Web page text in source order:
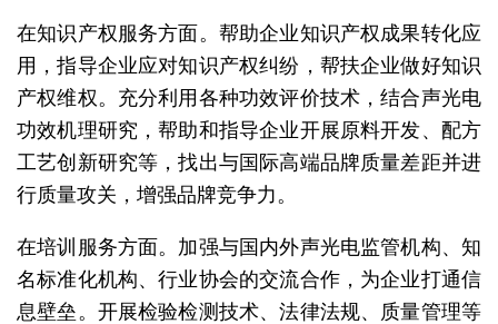
在知识产权服务方面。帮助企业知识产权成果转化应
用，指导企业应对知识产权纠纷，帮扶企业做好知识
产权维权。充分利用各种功效评价技术，结合声光电
功效机理研究，帮助和指导企业开展原料开发、配方
工艺创新研究等，找出与国际高端品牌质量差距并进
行质量攻关，增强品牌竞争力。
在培训服务方面。加强与国内外声光电监管机构、知
名标准化机构、行业协会的交流合作，为企业打通信
息壁垒。开展检验检测技术、法律法规、质量管理等